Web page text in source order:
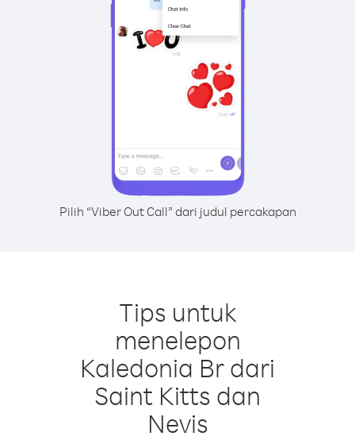
Pilih “Viber Out Call” dari judul percakapan
Tips untuk
menelepon
Kaledonia Br dari
Saint Kitts dan
Nevis